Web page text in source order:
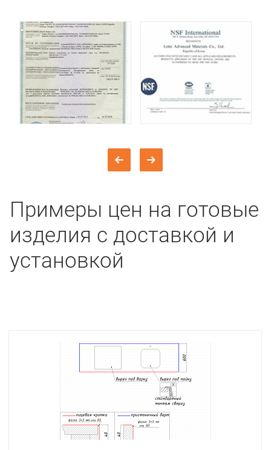
Примеры цен на готовые
изделия с доставкой и
установкой